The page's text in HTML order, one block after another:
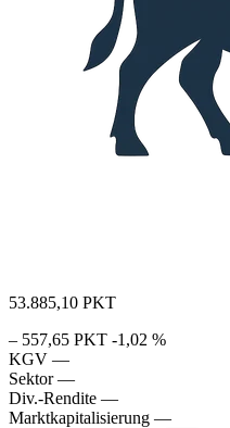
53.885,10 PKT
– 557,65 PKT -1,02 %
KGV —
Sektor —
Div.-Rendite —
Marktkapitalisierung —